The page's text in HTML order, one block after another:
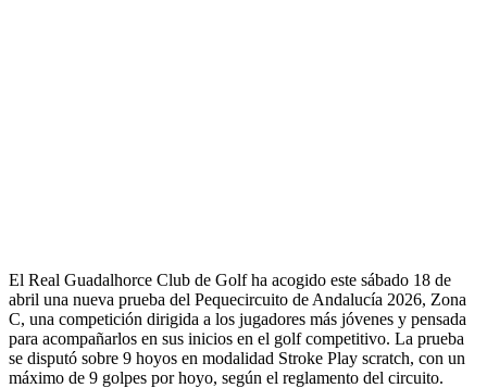
El Real Guadalhorce Club de Golfha acogido este sábado 18 de
abril una nueva prueba del Pequecircuito de Andalucía 2026, Zona
C, una competición dirigida a los jugadores más jóvenes y pensada
para acompañarlos en sus inicios en el golf competitivo. La prueba
se disputó sobre 9 hoyos en modalidad Stroke Play scratch, con un
máximo de 9 golpes por hoyo, según el reglamento del circuito.